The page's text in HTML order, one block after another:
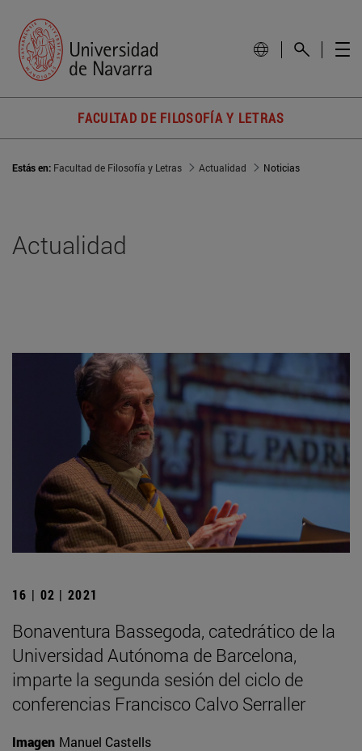
FACULTAD DE FILOSOFÍA Y LETRAS
Estás en: Facultad de Filosofía y Letras Actualidad Noticias
Actualidad
16 | 02 | 2021
Bonaventura Bassegoda, catedrático de la
Universidad Autónoma de Barcelona,
imparte la segunda sesión del ciclo de
conferencias Francisco Calvo Serraller
Imagen Manuel Castells